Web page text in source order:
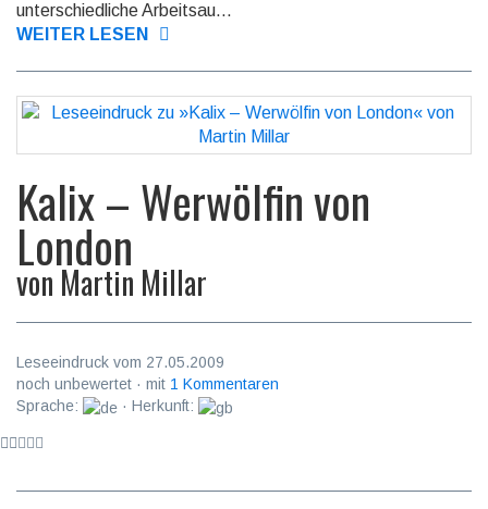
unterschiedliche Arbeitsau...
WEITER LESEN
Kalix – Werwölfin von
London
von Martin Millar
Leseeindruck vom 27.05.2009
noch unbewertet · mit 1 Kommentaren
Sprache:
· Herkunft: